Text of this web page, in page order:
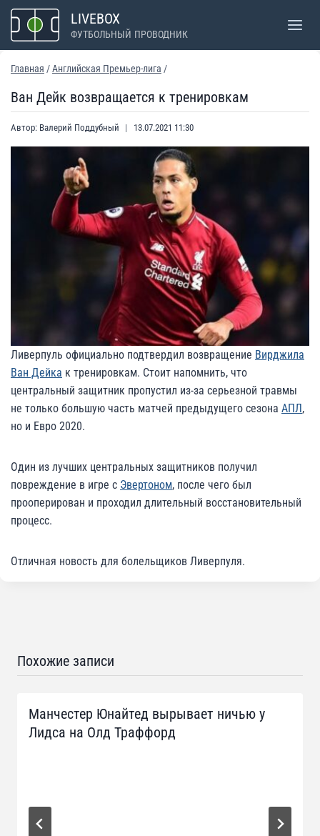
Перейти
содержимому
LIVEBOX
ФУТБОЛЬНЫЙ ПРОВОДНИК
Главная /Английская Премьер-лига /
Ван Дейк возвращается к тренировкам
Автор: Валерий Поддубный 13.07.2021 11:30
Ливерпуль официально подтвердил возвращение Вирджила
Ван Дейка к тренировкам. Стоит напомнить, что
центральный защитник пропустил из-за серьезной травмы
не только большую часть матчей предыдущего сезона АПЛ,
но и Евро 2020.
Один из лучших центральных защитников получил
повреждение в игре с Эвертоном, после чего был
прооперирован и проходил длительный восстановительный
процесс.
Отличная новость для болельщиков Ливерпуля.
Похожие записи
Манчестер Юнайтед вырывает ничью у
Лидса на Олд Траффорд